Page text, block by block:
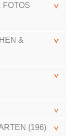
FOTOS
&
(196)